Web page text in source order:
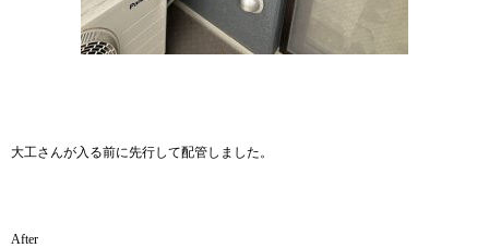
大工さんが入る前に先行して配管しました。
After